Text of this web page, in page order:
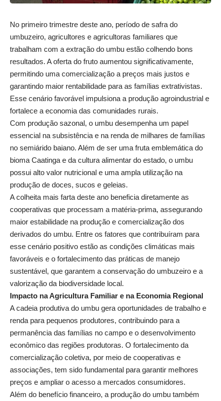
No primeiro trimestre deste ano, período de safra do
umbuzeiro, agricultores e agricultoras familiares que
trabalham com a extração do umbu estão colhendo bons
resultados. A oferta do fruto aumentou significativamente,
permitindo uma comercialização a preços mais justos e
garantindo maior rentabilidade para as famílias extrativistas.
Esse cenário favorável impulsiona a produção agroindustrial e
fortalece a economia das comunidades rurais.
Com produção sazonal, o umbu desempenha um papel
essencial na subsistência e na renda de milhares de famílias
no semiárido baiano. Além de ser uma fruta emblemática do
bioma Caatinga e da cultura alimentar do estado, o umbu
possui alto valor nutricional e uma ampla utilização na
produção de doces, sucos e geleias.
A colheita mais farta deste ano beneficia diretamente as
cooperativas que processam a matéria-prima, assegurando
maior estabilidade na produção e comercialização dos
derivados do umbu. Entre os fatores que contribuíram para
esse cenário positivo estão as condições climáticas mais
favoráveis e o fortalecimento das práticas de manejo
sustentável, que garantem a conservação do umbuzeiro e a
valorização da biodiversidade local.
Impacto na Agricultura Familiar e na Economia Regional
A cadeia produtiva do umbu gera oportunidades de trabalho e
renda para pequenos produtores, contribuindo para a
permanência das famílias no campo e o desenvolvimento
econômico das regiões produtoras. O fortalecimento da
comercialização coletiva, por meio de cooperativas e
associações, tem sido fundamental para garantir melhores
preços e ampliar o acesso a mercados consumidores.
Além do benefício financeiro, a produção do umbu também